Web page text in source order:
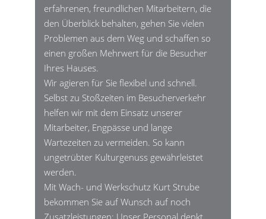
erfahrenen, freundlichen Mitarbeitern, die
den Überblick behalten, gehen Sie vielen
Problemen aus dem Weg und schaffen so
einen großen Mehrwert für die Besucher
Ihres Hauses.
Wir agieren für Sie flexibel und schnell.
Selbst zu Stoßzeiten im Besucherverkehr
helfen wir mit dem Einsatz unserer
Mitarbeiter, Engpässe und lange
Wartezeiten zu vermeiden. So kann
ungetrübter Kulturgenuss gewährleistet
werden.
Mit Wach- und Werkschutz Kurt Strube
bekommen Sie auf Wunsch auf noch
Zusatzleistungen: Unser Personal denkt